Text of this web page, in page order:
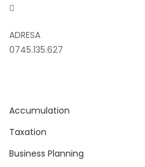
ADRESA
0745.135.627
Accumulation
Taxation
Business Planning